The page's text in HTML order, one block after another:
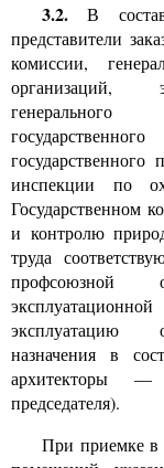
3.2.
В
представители
комиссии,
организаций,
государственного
инспекции по
Государственном
и контролю
труда
профсоюзной
эксплуатацию
назначения в
архитекторы —
председателя).
При приемке в